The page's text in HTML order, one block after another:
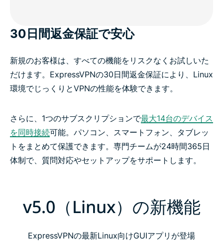
30日間返金保証で安心
新規のお客様は、すべての機能をリスクなくお試しいた
だけます。ExpressVPNの30日間返金保証により、Linux
環境でじっくりとVPNの性能を体験できます。
さらに、1つのサブスクリプションで最大14台のデバイス
を同時接続可能。パソコン、スマートフォン、タブレッ
トをまとめて保護できます。専門チームが24時間365日
体制で、質問対応やセットアップをサポートします。
v5.0（Linux）の新機能
ExpressVPNの最新Linux向けGUIアプリが登場